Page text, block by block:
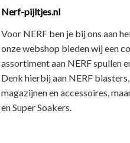
Nerf-pijltjes.nl
Voor NERF ben je bij ons aan
onze webshop bieden wij een
assortimentaan NERF spullen
Denk hierbij aan NERF
magazijnen en accessoires,
en Super Soakers.